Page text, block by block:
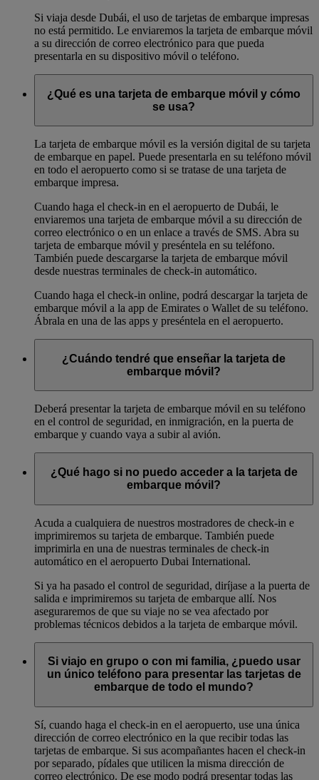
Si viaja desde Dubái, el uso de tarjetas de embarque impresas
no está permitido. Le enviaremos la tarjeta de embarque móvil
a su dirección de correo electrónico para que pueda
presentarla en su dispositivo móvil o teléfono.
¿Qué es una tarjeta de embarque móvil y cómo
se usa?
La tarjeta de embarque móvil es la versión digital de su tarjeta
de embarque en papel. Puede presentarla en su teléfono móvil
en todo el aeropuerto como si se tratase de una tarjeta de
embarque impresa.
Cuando haga el check-in en el aeropuerto de Dubái, le
enviaremos una tarjeta de embarque móvil a su dirección de
correo electrónico o en un enlace a través de SMS. Abra su
tarjeta de embarque móvil y preséntela en su teléfono.
También puede descargarse la tarjeta de embarque móvil
desde nuestras terminales de check-in automático.
Cuando haga el check-in online, podrá descargar la tarjeta de
embarque móvil a la app de Emirates o Wallet de su teléfono.
Ábrala en una de las apps y preséntela en el aeropuerto.
¿Cuándo tendré que enseñar la tarjeta de
embarque móvil?
Deberá presentar la tarjeta de embarque móvil en su teléfono
en el control de seguridad, en inmigración, en la puerta de
embarque y cuando vaya a subir al avión.
¿Qué hago si no puedo acceder a la tarjeta de
embarque móvil?
Acuda a cualquiera de nuestros mostradores de check-in e
imprimiremos su tarjeta de embarque. También puede
imprimirla en una de nuestras terminales de check-in
automático en el aeropuerto Dubai International.
Si ya ha pasado el control de seguridad, diríjase a la puerta de
salida e imprimiremos su tarjeta de embarque allí. Nos
aseguraremos de que su viaje no se vea afectado por
problemas técnicos debidos a la tarjeta de embarque móvil.
Si viajo en grupo o con mi familia, ¿puedo usar
un único teléfono para presentar las tarjetas de
embarque de todo el mundo?
Sí, cuando haga el check-in en el aeropuerto, use una única
dirección de correo electrónico en la que recibir todas las
tarjetas de embarque. Si sus acompañantes hacen el check-in
por separado, pídales que utilicen la misma dirección de
correo electrónico. De ese modo podrá presentar todas las